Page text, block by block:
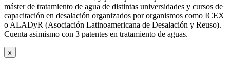
máster de tratamiento de agua de distintas universidades y cursos de
capacitación en desalación organizados por organismos como ICEX
o ALADyR (Asociación Latinoamericana de Desalación y Reuso).
Cuenta asimismo con 3 patentes en tratamiento de aguas.
x